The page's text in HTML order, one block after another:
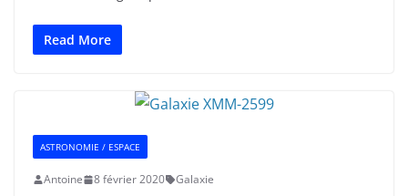
Read More
ASTRONOMIE / ESPACE
Antoine 8 février 2020 Galaxie